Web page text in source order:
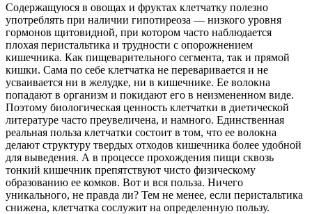
Содержащуюся в овощах и фруктах клетчатку полезно
употреблять при наличии гипотиреоза — низкого уровня
гормонов щитовидной, при котором часто наблюдается
плохая перистальтика и трудности с опорожнением
кишечника. Как пищеварительного сегмента, так и прямой
кишки. Сама по себе клетчатка не переваривается и не
усваивается ни в желудке, ни в кишечнике. Ее волокна
попадают в организм и покидают его в неизмененном виде.
Поэтому биологическая ценность клетчатки в диетической
литературе часто преувеличена, и намного. Единственная
реальная польза клетчатки состоит в том, что ее волокна
делают структуру твердых отходов кишечника более удобной
для выведения. А в процессе прохождения пищи сквозь
тонкий кишечник препятствуют чисто физическому
образованию ее комков. Вот и вся польза. Ничего
уникального, не правда ли? Тем не менее, если перистальтика
снижена, клетчатка сослужит на определенную пользу.